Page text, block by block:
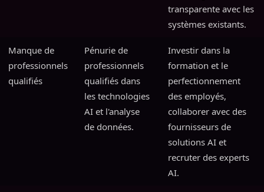
transparente avec les
systèmes existants.
Manque de
professionnels
qualifiés
Pénurie de
professionnels
qualifiés dans
les technologies
AI et l'analyse
de données.
Investir dans la
formation et le
perfectionnement
des employés,
collaborer avec des
fournisseurs de
solutions AI et
recruter des experts
AI.